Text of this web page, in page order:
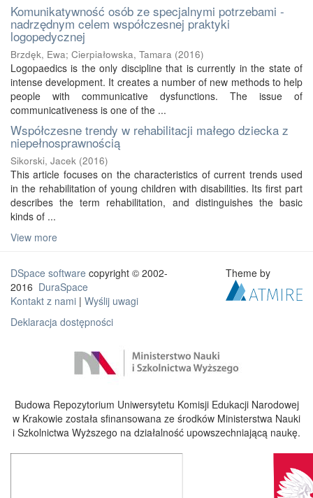
Komunikatywność osób ze specjalnymi potrzebami -
nadrzędnym celem współczesnej praktyki
logopedycznej
Brzdęk, Ewa; Cierpiałowska, Tamara (2016)
Logopaedics is the only discipline that is currently in the state of
intense development. It creates a number of new methods to help
people with communicative dysfunctions. The issue of
communicativeness is one of the ...
Współczesne trendy w rehabilitacji małego dziecka z
niepełnosprawnością
Sikorski, Jacek (2016)
This article focuses on the characteristics of current trends used
in the rehabilitation of young children with disabilities. Its first part
describes the term rehabilitation, and distinguishes the basic
kinds of ...
View more
DSpace software copyright © 2002-
2016 DuraSpace
Kontakt z nami | Wyślij uwagi
Deklaracja dostępności
Theme by
Budowa Repozytorium Uniwersytetu Komisji Edukacji Narodowej
w Krakowie została sfinansowana ze środków Ministerstwa Nauki
i Szkolnictwa Wyższego na działalność upowszechniającą naukę.